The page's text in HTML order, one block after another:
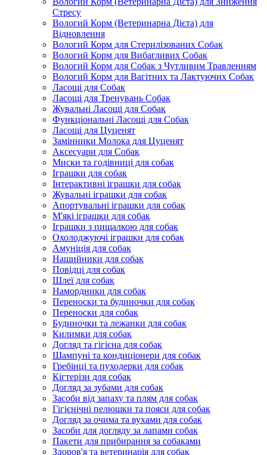
Стресу
Вологий Корм (Ветеринарна Дієта) для
Відновлення
Вологий Корм для Стерилізованих Собак
Вологий Корм для Вибагливих Собак
Вологий Корм для Собак з Чутливим Травленням
Вологий Корм для Вагітних та Лактуючих Собак
Ласощі для Собак
Ласощі для Тренувань Собак
Жувальні Ласощі для Собак
Функціональні Ласощі для Собак
Ласощі для Цуценят
Замінники Молока для Цуценят
Аксесуари для Собак
Миски та годівниці для собак
Іграшки для собак
Інтерактивні іграшки для собак
Жувальні іграшки для собак
Апортувальні іграшки для собак
М'які іграшки для собак
Іграшки з пищалкою для собак
Охолоджуючі іграшки для собак
Амуніція для собак
Нашийники для собак
Повідці для собак
Шлеї для собак
Намордники для собак
Переноски та будиночки для собак
Переноски для собак
Будиночки та лежанки для собак
Килимки для собак
Догляд та гігієна для собак
Шампуні та кондиціонери для собак
Гребінці та пуходерки для собак
Кігтерізи для собак
Догляд за зубами для собак
Засоби від запаху та плям для собак
Гігієнічні пелюшки та пояси для собак
Догляд за очима та вухами для собак
Засоби для догляду за лапами собак
Пакети для прибирання за собаками
Здоров'я та ветеринарія для собак